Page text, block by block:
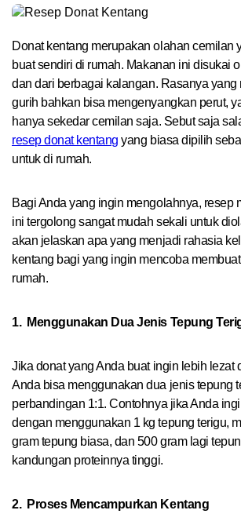
Donat kentang merupakan olahan cemilan yang bisa Anda
buat sendiri di rumah. Makanan ini disukai
dan dari berbagai kalangan. Rasanya yang
gurih bahkan bisa mengenyangkan perut,
hanya sekedar cemilan saja. Sebut saja
resep donat kentang yang biasa dipilih
untuk di rumah.
Bagi Anda yang ingin mengolahnya, resep
ini tergolong sangat mudah sekali untuk
akan jelaskan apa yang menjadi rahasia
kentang bagi yang ingin mencoba
rumah.
1. Menggunakan Dua Jenis Tepung
Jika donat yang Anda buat ingin lebih lezat
Anda bisa menggunakan dua jenis tepung
perbandingan 1:1. Contohnya jika Anda
dengan menggunakan 1 kg tepung terigu,
gram tepung biasa, dan 500 gram lagi
kandungan proteinnya tinggi.
2. Proses Mencampurkan Kentang